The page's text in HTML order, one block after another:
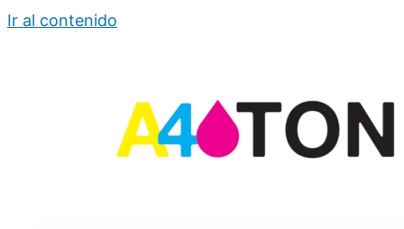
Ir al contenido